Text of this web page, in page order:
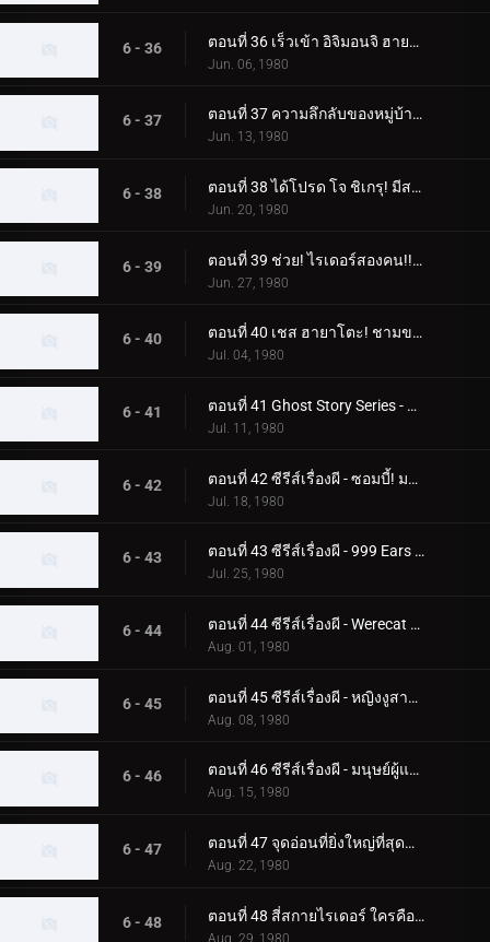
6 - 36 ตอนที่ 36 เร็วเข้า อิจิมอนจิ ฮายาโตะ! ช่วยคนติดต้นไม้!!
Jun. 06, 1980
6 - 37 ตอนที่ 37 ความลึกลับของหมู่บ้านนาคีรี! ฮิโรชิติดอยู่บนต้นไม้ด้วยหรือเปล่า
Jun. 13, 1980
6 - 38 ตอนที่ 38 ได้โปรด โจ ชิเกรุ! มีสถานที่ฝึกบังคับบัญชาที่มีเงินเดือนหนึ่งล้านเยน
Jun. 20, 1980
6 - 39 ตอนที่ 39 ช่วย! ไรเดอร์สองคน!! แม่กลายเป็นปีศาจ
Jun. 27, 1980
6 - 40 ตอนที่ 40 เชส ฮายาโตะ! ชามของกัปปะบินผ่านท้องฟ้า
Jul. 04, 1980
6 - 41 ตอนที่ 41 Ghost Story Series - ความลับของอาคาร Phantom
Jul. 11, 1980
6 - 42 ตอนที่ 42 ซีรีส์เรื่องผี - ซอมบี้! มอนสเตอร์ฟื้นคืนชีพแล้ว
Jul. 18, 1980
6 - 43 ตอนที่ 43 ซีรีส์เรื่องผี - 999 Ears ของ Earless Yoshikazu
Jul. 25, 1980
6 - 44 ตอนที่ 44 ซีรีส์เรื่องผี - Werecat ต้องการเลือดเด็ก!
Aug. 01, 1980
6 - 45 ตอนที่ 45 ซีรีส์เรื่องผี - หญิงงูสาปสึคุบะ ฮิโรชิ!
Aug. 08, 1980
6 - 46 ตอนที่ 46 ซีรีส์เรื่องผี - มนุษย์ผู้แตกหัก! ความกลัวศูนย์กลางของกระจก
Aug. 15, 1980
6 - 47 ตอนที่ 47 จุดอ่อนที่ยิ่งใหญ่ที่สุดของ Skyrider! โจมตีจุดบอด 0.5 วินาที
Aug. 22, 1980
6 - 48 ตอนที่ 48 สี่สกายไรเดอร์ ใครคือตัวจริง
Aug. 29, 1980